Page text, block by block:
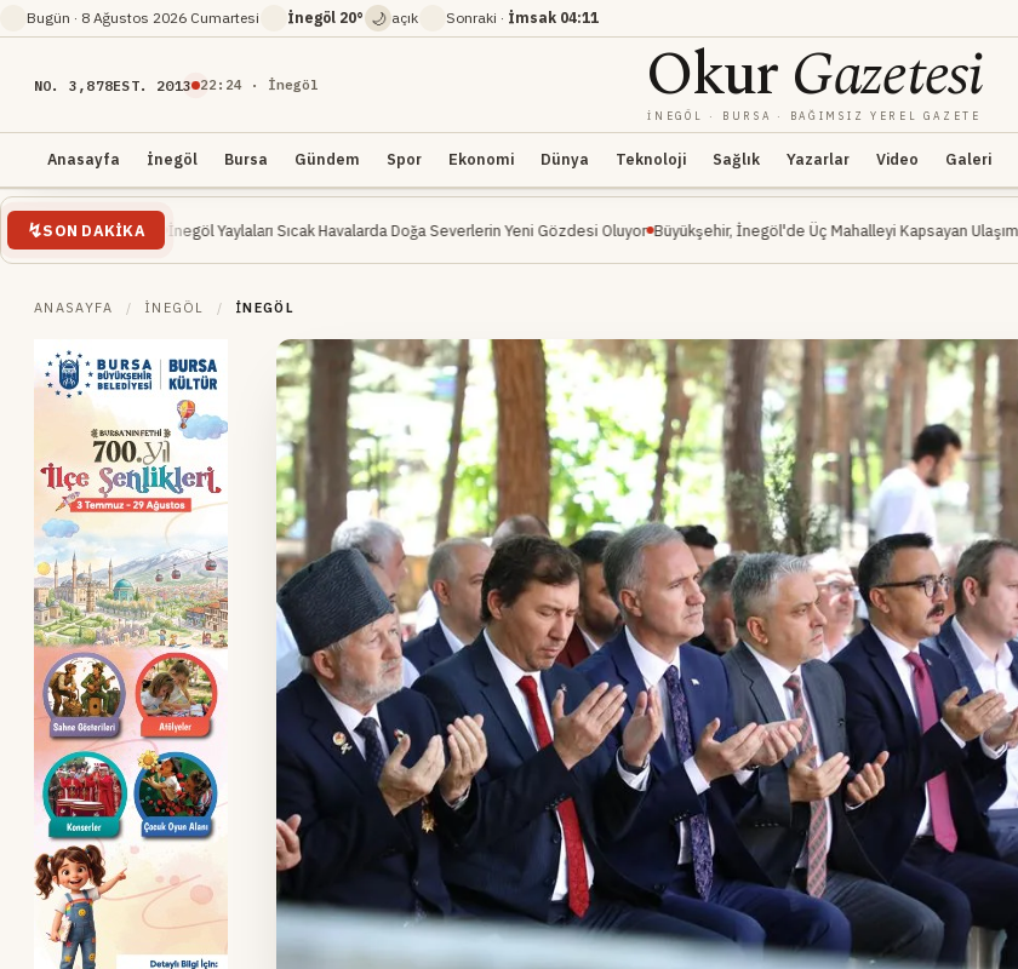
Bugün · 8 Ağustos 2026 Cumartesi İnegöl 20° 🌙 açık Sonraki · İmsak 04:11
NO. 3,878EST. 2013 22 : 24 · İnegöl OkurGazetesi
İNEGÖL · BURSA · BAĞIMSIZ YEREL GAZETE
Anasayfa İnegöl Bursa Gündem Spor Ekonomi Dünya Teknoloji Sağlık Yazarlar Video Galeri
SON DAKIKA
Oldu İnegöl Yaylaları Sıcak Havalarda Doğa Severlerin Yeni Gözdesi Oluyor Büyükşehir, İnegöl'de Üç Mahalleyi Kapsayan Ulaşım Hamlesi Başlattı
ANASAYFA / İNEGÖL / İNEGÖL